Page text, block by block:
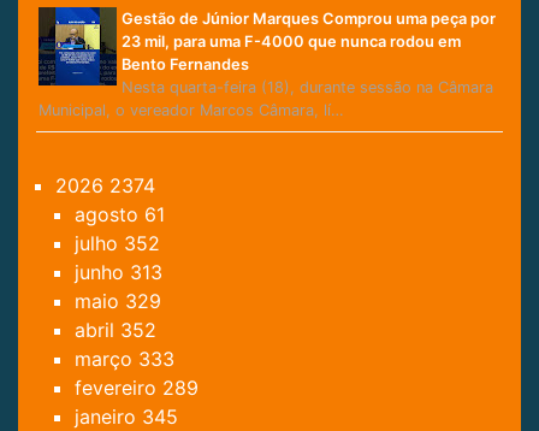
Gestão de Júnior Marques Comprou uma peça por
23 mil, para uma F-4000 que nunca rodou em
Bento Fernandes
Nesta quarta-feira (18), durante sessão na Câmara
Municipal, o vereador Marcos Câmara, lí…
2026 2374
agosto 61
julho 352
junho 313
maio 329
abril 352
março 333
fevereiro 289
janeiro 345